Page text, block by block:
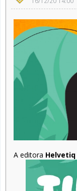
A editora Helvetiq